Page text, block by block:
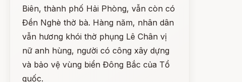
Biên, thành phố Hải Phòng, vẫn còn có
Đền Nghè thờ bà. Hàng năm, nhân dân
vẫn hương khói thờ phụng Lê Chân vị
nữ anh hùng, người có công xây dựng
và bảo vệ vùng biển Đông Bắc của Tổ
quốc.